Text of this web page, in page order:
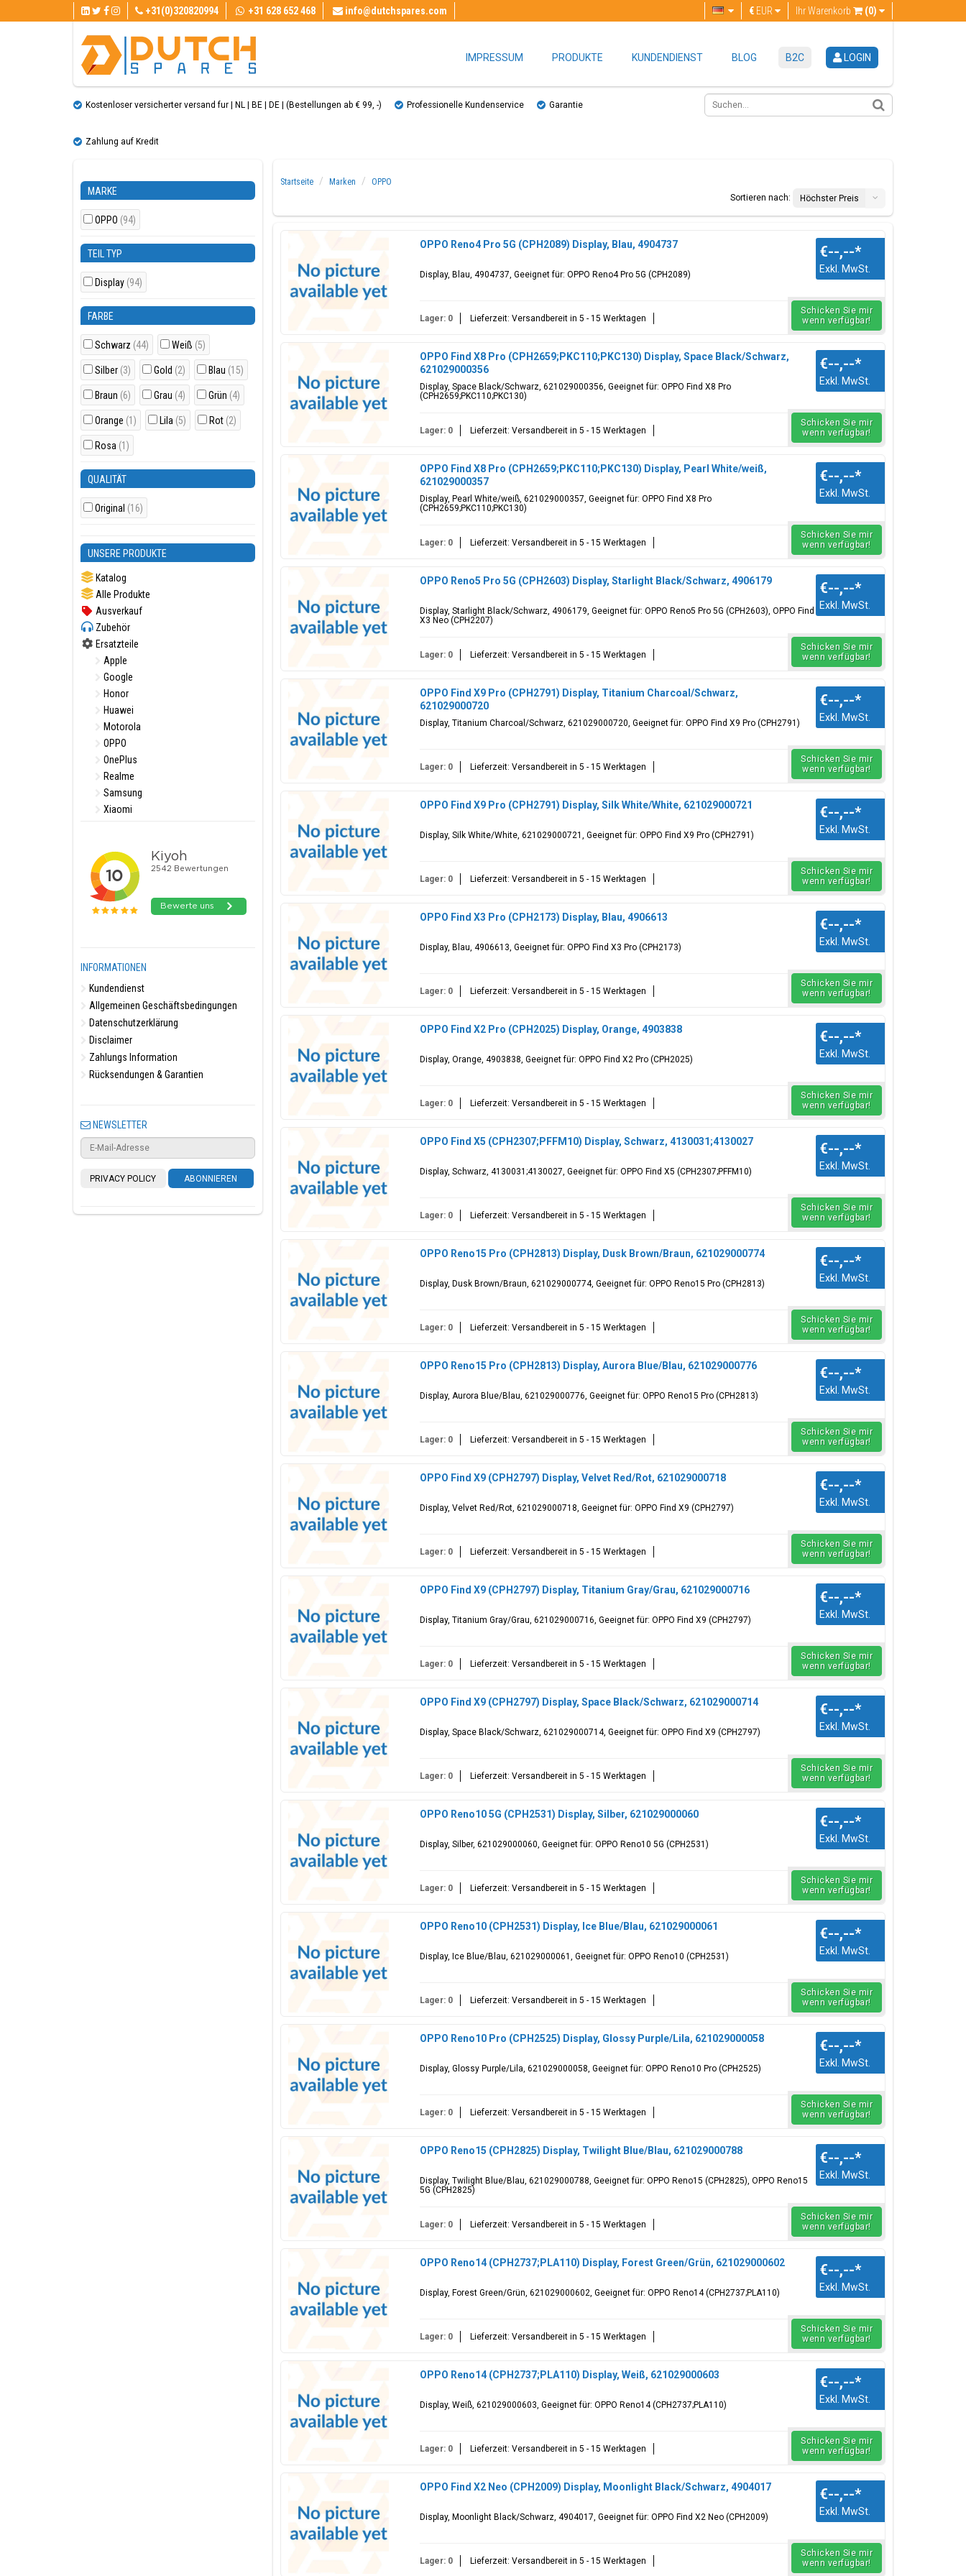
+31(0)320820994 +31 628 652 468 info@dutchspares.com Ihr Warenkorb (0)
€ EUR
IMPRESSUM PRODUKTE KUNDENDIENST BLOG B2C LOGIN
Kostenloser versicherter versand fur | NL | BE | DE | (Bestellungen ab € 99, ​​-) Professionelle Kundenservice Garantie
Zahlung auf Kredit
MARKE
OPPO (94)
TEIL TYP
Display (94)
FARBE
Schwarz (44) Weiß (5)
Silber (3) Gold (2) Blau (15)
Braun (6) Grau (4) Grün (4)
Orange (1) Lila (5) Rot (2)
Rosa (1)
QUALITÄT
Original (16)
UNSERE PRODUKTE
Katalog
Alle Produkte
Ausverkauf
Zubehör
Ersatzteile
Apple
Google
Honor
Huawei
Motorola
OPPO
OnePlus
Realme
Samsung
Xiaomi
INFORMATIONEN
Kundendienst
Allgemeinen Geschäftsbedingungen
Datenschutzerklärung
Disclaimer
Zahlungs Information
Rücksendungen & Garantien
NEWSLETTER
PRIVACY POLICY ABONNIEREN
Startseite Marken
OPPO
Sortieren nach:
Höchster Preis
OPPO Reno4 Pro 5G (CPH2089) Display, Blau, 4904737
Display, Blau, 4904737, Geeignet für: OPPO Reno4 Pro 5G (CPH2089)
€--,--*
Exkl. MwSt.
Lager: 0 Lieferzeit: Versandbereit in 5 - 15 Werktagen
Schicken Sie mir
wenn verfügbar!
OPPO Find X8 Pro (CPH2659;PKC110;PKC130) Display, Space Black/Schwarz,
621029000356
Display, Space Black/Schwarz, 621029000356, Geeignet für: OPPO Find X8 Pro
(CPH2659;PKC110;PKC130)
€--,--*
Exkl. MwSt.
Lager: 0 Lieferzeit: Versandbereit in 5 - 15 Werktagen
Schicken Sie mir
wenn verfügbar!
OPPO Find X8 Pro (CPH2659;PKC110;PKC130) Display, Pearl White/weiß,
621029000357
Display, Pearl White/weiß, 621029000357, Geeignet für: OPPO Find X8 Pro
(CPH2659;PKC110;PKC130)
€--,--*
Exkl. MwSt.
Lager: 0 Lieferzeit: Versandbereit in 5 - 15 Werktagen
Schicken Sie mir
wenn verfügbar!
OPPO Reno5 Pro 5G (CPH2603) Display, Starlight Black/Schwarz, 4906179
Display, Starlight Black/Schwarz, 4906179, Geeignet für: OPPO Reno5 Pro 5G (CPH2603), OPPO Find
X3 Neo (CPH2207)
€--,--*
Exkl. MwSt.
Lager: 0 Lieferzeit: Versandbereit in 5 - 15 Werktagen
Schicken Sie mir
wenn verfügbar!
OPPO Find X9 Pro (CPH2791) Display, Titanium Charcoal/Schwarz,
621029000720
Display, Titanium Charcoal/Schwarz, 621029000720, Geeignet für: OPPO Find X9 Pro (CPH2791)
€--,--*
Exkl. MwSt.
Lager: 0 Lieferzeit: Versandbereit in 5 - 15 Werktagen
Schicken Sie mir
wenn verfügbar!
OPPO Find X9 Pro (CPH2791) Display, Silk White/White, 621029000721
Display, Silk White/White, 621029000721, Geeignet für: OPPO Find X9 Pro (CPH2791)
€--,--*
Exkl. MwSt.
Lager: 0 Lieferzeit: Versandbereit in 5 - 15 Werktagen
Schicken Sie mir
wenn verfügbar!
OPPO Find X3 Pro (CPH2173) Display, Blau, 4906613
Display, Blau, 4906613, Geeignet für: OPPO Find X3 Pro (CPH2173)
€--,--*
Exkl. MwSt.
Lager: 0 Lieferzeit: Versandbereit in 5 - 15 Werktagen
Schicken Sie mir
wenn verfügbar!
OPPO Find X2 Pro (CPH2025) Display, Orange, 4903838
Display, Orange, 4903838, Geeignet für: OPPO Find X2 Pro (CPH2025)
€--,--*
Exkl. MwSt.
Lager: 0 Lieferzeit: Versandbereit in 5 - 15 Werktagen
Schicken Sie mir
wenn verfügbar!
OPPO Find X5 (CPH2307;PFFM10) Display, Schwarz, 4130031;4130027
Display, Schwarz, 4130031;4130027, Geeignet für: OPPO Find X5 (CPH2307;PFFM10)
€--,--*
Exkl. MwSt.
Lager: 0 Lieferzeit: Versandbereit in 5 - 15 Werktagen
Schicken Sie mir
wenn verfügbar!
OPPO Reno15 Pro (CPH2813) Display, Dusk Brown/Braun, 621029000774
Display, Dusk Brown/Braun, 621029000774, Geeignet für: OPPO Reno15 Pro (CPH2813)
€--,--*
Exkl. MwSt.
Lager: 0 Lieferzeit: Versandbereit in 5 - 15 Werktagen
Schicken Sie mir
wenn verfügbar!
OPPO Reno15 Pro (CPH2813) Display, Aurora Blue/Blau, 621029000776
Display, Aurora Blue/Blau, 621029000776, Geeignet für: OPPO Reno15 Pro (CPH2813)
€--,--*
Exkl. MwSt.
Lager: 0 Lieferzeit: Versandbereit in 5 - 15 Werktagen
Schicken Sie mir
wenn verfügbar!
OPPO Find X9 (CPH2797) Display, Velvet Red/Rot, 621029000718
Display, Velvet Red/Rot, 621029000718, Geeignet für: OPPO Find X9 (CPH2797)
€--,--*
Exkl. MwSt.
Lager: 0 Lieferzeit: Versandbereit in 5 - 15 Werktagen
Schicken Sie mir
wenn verfügbar!
OPPO Find X9 (CPH2797) Display, Titanium Gray/Grau, 621029000716
Display, Titanium Gray/Grau, 621029000716, Geeignet für: OPPO Find X9 (CPH2797)
€--,--*
Exkl. MwSt.
Lager: 0 Lieferzeit: Versandbereit in 5 - 15 Werktagen
Schicken Sie mir
wenn verfügbar!
OPPO Find X9 (CPH2797) Display, Space Black/Schwarz, 621029000714
Display, Space Black/Schwarz, 621029000714, Geeignet für: OPPO Find X9 (CPH2797)
€--,--*
Exkl. MwSt.
Lager: 0 Lieferzeit: Versandbereit in 5 - 15 Werktagen
Schicken Sie mir
wenn verfügbar!
OPPO Reno10 5G (CPH2531) Display, Silber, 621029000060
Display, Silber, 621029000060, Geeignet für: OPPO Reno10 5G (CPH2531)
€--,--*
Exkl. MwSt.
Lager: 0 Lieferzeit: Versandbereit in 5 - 15 Werktagen
Schicken Sie mir
wenn verfügbar!
OPPO Reno10 (CPH2531) Display, Ice Blue/Blau, 621029000061
Display, Ice Blue/Blau, 621029000061, Geeignet für: OPPO Reno10 (CPH2531)
€--,--*
Exkl. MwSt.
Lager: 0 Lieferzeit: Versandbereit in 5 - 15 Werktagen
Schicken Sie mir
wenn verfügbar!
OPPO Reno10 Pro (CPH2525) Display, Glossy Purple/Lila, 621029000058
Display, Glossy Purple/Lila, 621029000058, Geeignet für: OPPO Reno10 Pro (CPH2525)
€--,--*
Exkl. MwSt.
Lager: 0 Lieferzeit: Versandbereit in 5 - 15 Werktagen
Schicken Sie mir
wenn verfügbar!
OPPO Reno15 (CPH2825) Display, Twilight Blue/Blau, 621029000788
Display, Twilight Blue/Blau, 621029000788, Geeignet für: OPPO Reno15 (CPH2825), OPPO Reno15
5G (CPH2825)
€--,--*
Exkl. MwSt.
Lager: 0 Lieferzeit: Versandbereit in 5 - 15 Werktagen
Schicken Sie mir
wenn verfügbar!
OPPO Reno14 (CPH2737;PLA110) Display, Forest Green/Grün, 621029000602
Display, Forest Green/Grün, 621029000602, Geeignet für: OPPO Reno14 (CPH2737;PLA110)
€--,--*
Exkl. MwSt.
Lager: 0 Lieferzeit: Versandbereit in 5 - 15 Werktagen
Schicken Sie mir
wenn verfügbar!
OPPO Reno14 (CPH2737;PLA110) Display, Weiß, 621029000603
Display, Weiß, 621029000603, Geeignet für: OPPO Reno14 (CPH2737;PLA110)
€--,--*
Exkl. MwSt.
Lager: 0 Lieferzeit: Versandbereit in 5 - 15 Werktagen
Schicken Sie mir
wenn verfügbar!
OPPO Find X2 Neo (CPH2009) Display, Moonlight Black/Schwarz, 4904017
Display, Moonlight Black/Schwarz, 4904017, Geeignet für: OPPO Find X2 Neo (CPH2009)
€--,--*
Exkl. MwSt.
Lager: 0 Lieferzeit: Versandbereit in 5 - 15 Werktagen
Schicken Sie mir
wenn verfügbar!